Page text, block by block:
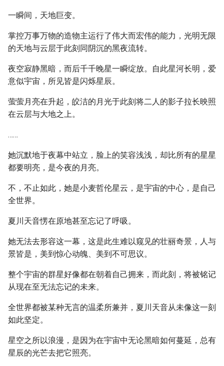
一瞬间，天地巨变。
掌控万事万物的造物主运行了伟大而宏伟的能力，光明无限
的天地与云层于此刻同阴沉的黑夜流转。
夜空寂静黑暗，而后千千晚星一瞬绽放。自此星河长明，爱
意似宇宙，所见皆是闪烁星辰。
萤萤月亮在升起，皎洁的月光于此刻将二人的影子拉长映照
在云层与大地之上。
……
她沉默地于夜幕中站立，脸上的笑容浅浅，却比所有的星星
都要明亮，是今夜的月亮。
不，不止如此，她是小麦哲伦星云，是宇宙的中心，是自己
全世界。
夏川天音愣在原地甚至忘记了呼吸。
她无法去形容这一幕，这是此生难以窥见的壮丽奇景，人与
景皆是，美到惊心动魄、美到不可思议。
整个宇宙的群星好像都在朝着自己拥来，而此刻，将被铭记
从现在至无法忘记的未来。
全世界都被某种无言的温柔所兼并，夏川天音从未像这一刻
如此坚定。
星空之所以浪漫，是因为在宇宙中无论黑暗如何蔓延，总有
星辰的光芒去把它照亮。